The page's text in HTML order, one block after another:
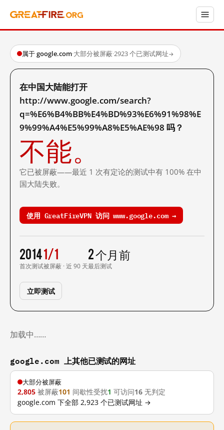
属于 google.com·大部分被屏蔽·2923 个已测试网址→
在中国大陆能打开
http://www.google.com/search?
q=%E6%B4%BB%E4%BD%93%E6%91%98%E
9%99%A4%E5%99%A8%E5%AE%98 吗？
不能。
它已被屏蔽——最近 1 次有定论的测试中有 100% 在中
国大陆失败。
使用 GreatFireVPN 访问 www.google.com →
2014
首次测试
1/1
被屏蔽 · 近 90 天
2 个月前
最后测试
立即测试
加载中……
google.com 上其他已测试的网址
大部分被屏蔽
2,805 被屏蔽101 间歇性受扰1 可访问16 无判定
google.com 下全部 2,923 个已测试网址 →